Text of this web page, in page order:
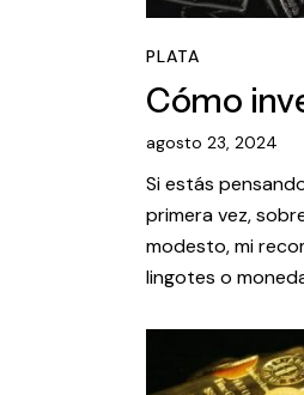
PLATA
Cómo
agosto 23, 2024
Si estás
primera vez,
modesto, mi
lingotes o